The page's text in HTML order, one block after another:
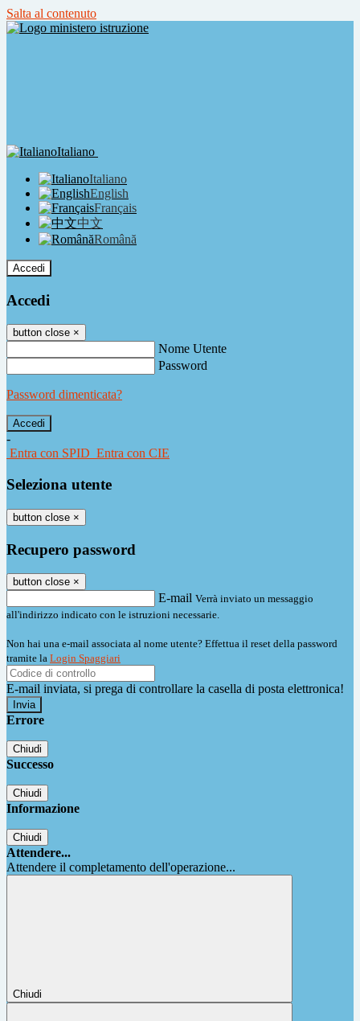
Salta al contenuto
Italiano
Italiano
English
Français
中文
Română
Accedi
Accedi
button close ×
Nome Utente
Password
Password dimenticata?
-
Entra con SPID Entra con CIE
Seleziona utente
button close ×
Recupero password
button close ×
E-mail Verrà inviato un messaggio
all'indirizzo indicato con le istruzioni necessarie.
Non hai una e-mail associata al nome utente? Effettua il reset della password
tramite la Login Spaggiari
E-mail inviata, si prega di controllare la casella di posta elettronica!
Errore
Chiudi
Successo
Chiudi
Informazione
Chiudi
Attendere...
Attendere il completamento dell'operazione...
Chiudi